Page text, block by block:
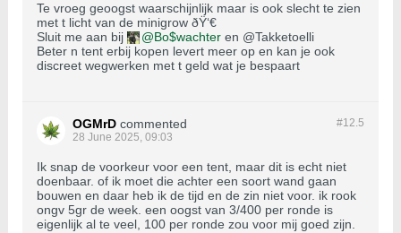
Te vroeg geoogst waarschijnlijk maar is ook slecht te zien
met t licht van de minigrow ðŸ‘€
Sluit me aan bij
Bo$wachter en @Takketoelli
Beter n tent erbij kopen levert meer op en kan je ook
discreet wegwerken met t geld wat je bespaart
#12.5
OGMrD commented
28 June 2025, 09:03
Ik snap de voorkeur voor een tent, maar dit is echt niet
doenbaar. of ik moet die achter een soort wand gaan
bouwen en daar heb ik de tijd en de zin niet voor. ik rook
ongv 5gr de week. een oogst van 3/400 per ronde is
eigenlijk al te veel, 100 per ronde zou voor mij goed zijn.